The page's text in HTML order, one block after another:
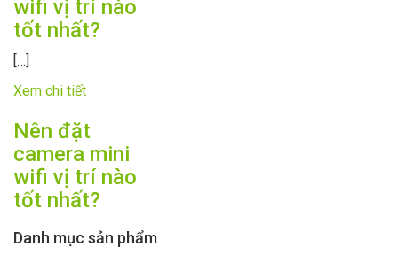
wifi vị trí nào
tốt nhất?
[…]
Xem chi tiết
Nên đặt
camera mini
wifi vị trí nào
tốt nhất?
Danh mục sản phẩm